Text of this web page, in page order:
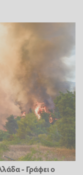
- Γράφει ο